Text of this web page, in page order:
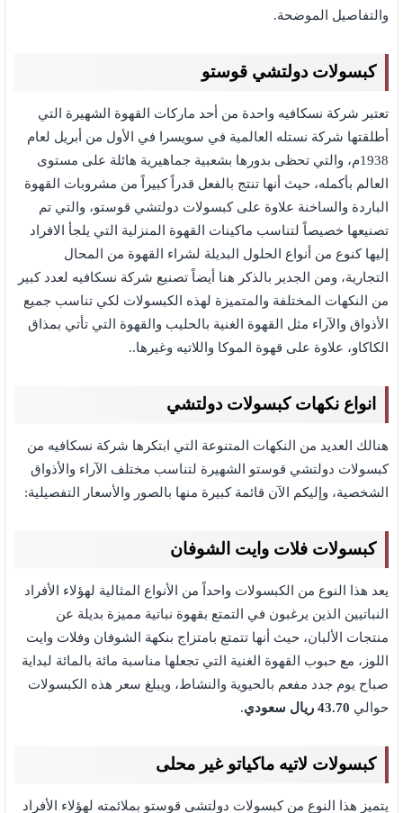
والتفاصيل الموضحة.
كبسولات دولتشي قوستو
تعتبر شركة نسكافيه واحدة من أحد ماركات القهوة الشهيرة التي
أطلقتها شركة نستله العالمية في سويسرا في الأول من أبريل لعام
1938م، والتي تحظى بدورها بشعبية جماهيرية هائلة على مستوى
العالم بأكمله، حيث أنها تنتج بالفعل قدراً كبيراً من مشروبات القهوة
الباردة والساخنة علاوة على كبسولات دولتشي قوستو، والتي تم
تصنيعها خصيصاً لتناسب ماكينات القهوة المنزلية التي يلجأ الافراد
إليها كنوع من أنواع الحلول البديلة لشراء القهوة من المحال
التجارية، ومن الجدير بالذكر هنا أيضاً تصنيع شركة نسكافيه لعدد كبير
من النكهات المختلفة والمتميزة لهذه الكبسولات لكي تناسب جميع
الأذواق والآراء مثل القهوة الغنية بالحليب والقهوة التي تأتي بمذاق
الكاكاو، علاوة على قهوة الموكا واللاتيه وغيرها..
انواع نكهات كبسولات دولتشي
هنالك العديد من النكهات المتنوعة التي ابتكرها شركة نسكافيه من
كبسولات دولتشي قوستو الشهيرة لتناسب مختلف الآراء والأذواق
الشخصية، وإليكم الآن قائمة كبيرة منها بالصور والأسعار التفصيلية:
كبسولات فلات وايت الشوفان
يعد هذا النوع من الكبسولات واحداً من الأنواع المثالية لهؤلاء الأفراد
النباتيين الذين يرغبون في التمتع بقهوة نباتية مميزة بديلة عن
منتجات الألبان، حيث أنها تتمتع بامتزاج بنكهة الشوفان وفلات وايت
اللوز، مع حبوب القهوة الغنية التي تجعلها مناسبة مائة بالمائة لبداية
صباح يوم جدد مفعم بالحيوية والنشاط، ويبلغ سعر هذه الكبسولات
حوالي
.
كبسولات لاتيه ماكياتو غير محلى
يتميز هذا النوع من كبسولات دولتشي قوستو بملائمته لهؤلاء الأفراد